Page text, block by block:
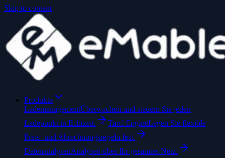
Skip to content
Produkte
LademanagementÜberwachen und steuern Sie jeden
Ladepunkt in Echtzeit.
Tarif-EngineLegen Sie flexible
Preis- und Abrechnungsregeln fest.
DatenanalysenAnalysen über Ihr gesamtes Netz.